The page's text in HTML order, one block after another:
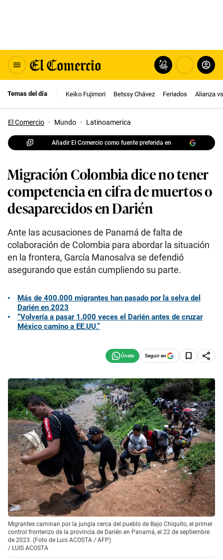
Temas del día Keiko Fujimori Betssy Chávez Feriados Alianza
El Comercio · Mundo · Latinoamerica
Añadir El Comercio como fuente preferida en
Migración Colombia dice no tener
competencia en cifra de muertos o
desaparecidos en Darién
Ante las acusaciones de Panamá de falta de
colaboración de Colombia para abordar la situación
en la frontera, García Manosalva se defendió
asegurando que están cumpliendo su parte.
Más de 400.000 migrantes han pasado por la selva del
Darién en 2023
“Volvería a pasar 1.000 veces el Darién antes de cruzar
México camino a EE.UU.”
Seguir en
Migrantes caminan por la jungla cerca del pueblo de Bajo Chiquito, el primer
control fronterizo de la provincia de Darién en Panamá, el 22 de septiembre
de 2023. (Foto de Luis ACOSTA / AFP)
/ LUIS ACOSTA